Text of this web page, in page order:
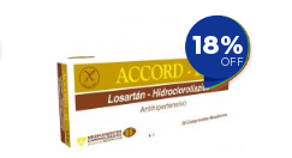
18%
OFF